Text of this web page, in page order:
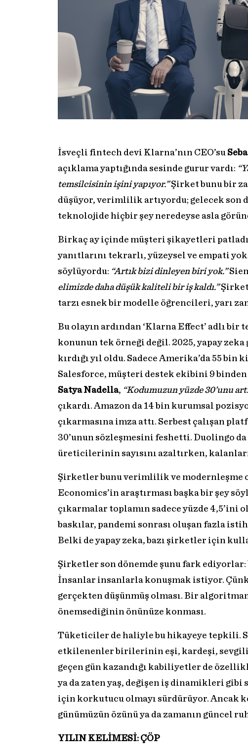
İsveçli fintech devi Klarna’nın CEO’su
açıklama yaptığında sesinde gurur vardı:
temsilcisinin işini yapıyor.”Şirket bunu bir
düşüyor, verimlilik artıyordu; gelecek son
teknolojide hiçbir şey neredeyse asla
Birkaç ay içinde müşteri şikayetleri
yanıtlarını tekrarlı, yüzeysel ve empati
söylüyordu: “Artık bizi dinleyen biri yok.”
elimizde daha düşük kaliteli bir iş kaldı.”Şirket
tarzı esnek bir modelle öğrencileri, yarı
Bu olayın ardından ‘Klarna Effect’ adlı
konunun tek örneği değil. 2025, yapay
kırdığı yıl oldu. Sadece Amerika’da 55
Salesforce, müşteri destek ekibini 9
Satya Nadella, “Kodumuzun yüzde 30’unu
çıkardı. Amazon da 14 bin kurumsal
çıkarmasına imza attı. Serbest çalışan
30’unun sözleşmesini feshetti. Duolingo
üreticilerinin sayısını azaltırken,
Şirketler bunu verimlilik ve modernleşme
Economics’in araştırması başka bir şey
çıkarmalar toplamın sadece yüzde 4,5’ini
baskılar, pandemi sonrası oluşan fazla
Belki de yapay zeka, bazı şirketler için
Şirketler son dönemde şunu fark
İnsanlar insanlarla konuşmak istiyor.
gerçekten düşünmüş olması. Bir
önemsediğinin önünüze konması.
Tüketiciler de haliyle bu hikayeye tepkili.
etkilenenler birilerinin eşi, kardeşi,
geçen gün kazandığı kabiliyetler de
ya da zaten yaş, değişen iş dinamikleri gibi
için korkutucu olmayı sürdürüyor. Ancak
günümüzün özünü ya da zamanın güncel
YILIN KELİMESİ: ÇÖP